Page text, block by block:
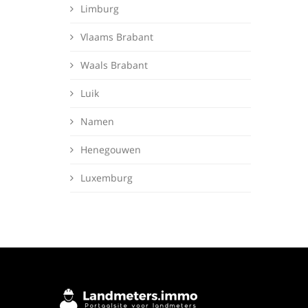
Limburg
Vlaams Brabant
Waals Brabant
Luik
Namen
Henegouwen
Luxemburg